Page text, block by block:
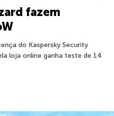
fazem
do Kaspersky Security
loja online ganha teste de 14